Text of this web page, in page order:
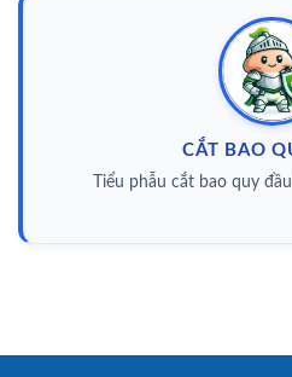
CẮT BAO
Tiểu phẫu cắt bao quy